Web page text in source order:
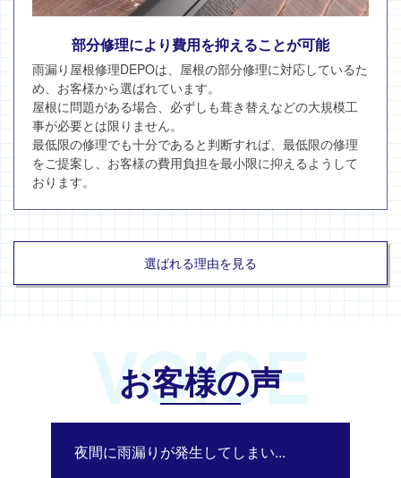
部分修理により費用を抑えることが可能
雨漏り屋根修理DEPOは、屋根の部分修理に対応しているた
め、お客様から選ばれています。
屋根に問題がある場合、必ずしも葺き替えなどの大規模工
事が必要とは限りません。
最低限の修理でも十分であると判断すれば、最低限の修理
をご提案し、お客様の費用負担を最小限に抑えるようして
おります。
選ばれる理由を見る
VOICE
お客様の声
夜間に雨漏りが発生してしまい...